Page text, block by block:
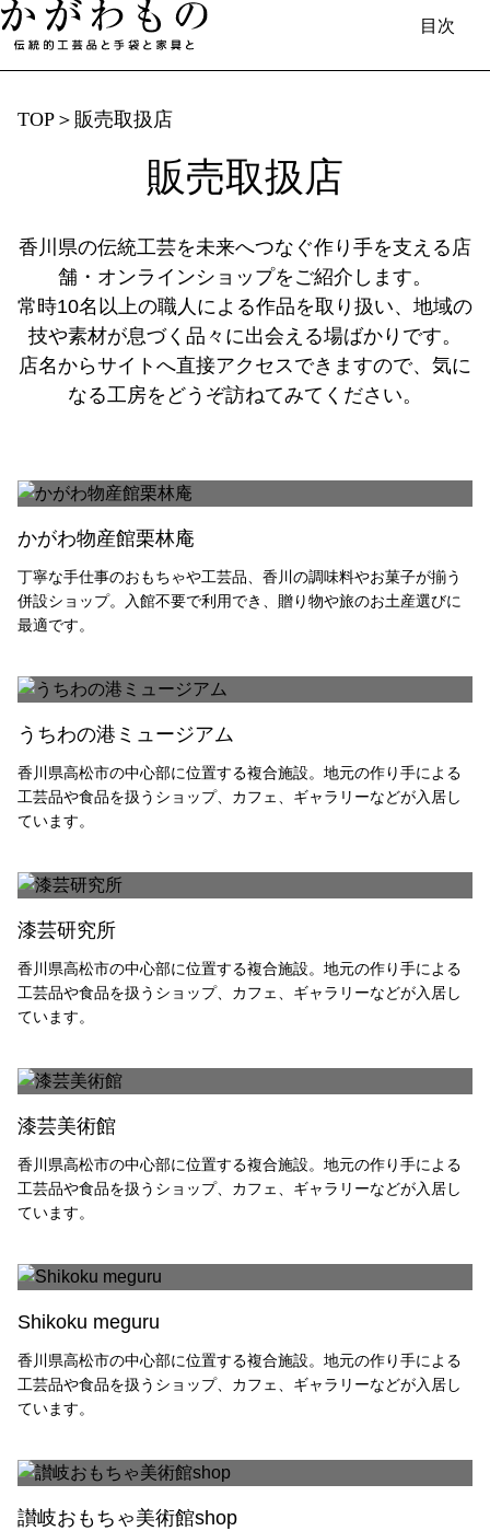
目次
English 中国（简体） 中國（繁體）
한국 Deutsch
香川で​生まれる​もの
伝統的工芸品と​手袋と​家具／伝統工芸士​
（製造事業者）の​紹介
香川漆器
丸亀うちわ
讃岐一刀彫
讃岐桶樽
組手障子
志度桐下駄
高松和傘
一閑張・一貫張
竹一刀彫
讃岐提灯
古式畳
鷲ノ山石工品
讃岐鍛冶製品
理平焼
保多織
讃岐のり染
金糸銀糸装飾刺繍
節句人形
手描き鯉のぼり
讃岐かがり手まり
高松張子
高松嫁入人形
手袋
特集記事
職人の話
工芸品がある暮らし
香川にある国の伝統的工芸品
イラストでみる製造工程
新着情報・イベント一覧
関連リンク
サイトマップ
プライバシーポリシー
TOP ＞ 販売取扱店
販売取扱店
香川県の伝統工芸を未来へつなぐ作り手を支える店
舗・オンラインショップをご紹介します。
常時10名以上の職人による作品を取り扱い、地域の
技や素材が息づく品々に出会える場ばかりです。
店名からサイトへ直接アクセスできますので、気に
なる工房をどうぞ訪ねてみてください。
かがわ物産館栗林庵
丁寧な手仕事のおもちゃや工芸品、香川の調味料やお菓子が揃う
併設ショップ。入館不要で利用でき、贈り物や旅のお土産選びに
最適です。
うちわの港ミュージアム
香川県高松市の中心部に位置する複合施設。地元の作り手による
工芸品や食品を扱うショップ、カフェ、ギャラリーなどが入居し
ています。
漆芸研究所
香川県高松市の中心部に位置する複合施設。地元の作り手による
工芸品や食品を扱うショップ、カフェ、ギャラリーなどが入居し
ています。
漆芸美術館
香川県高松市の中心部に位置する複合施設。地元の作り手による
工芸品や食品を扱うショップ、カフェ、ギャラリーなどが入居し
ています。
Shikoku meguru
香川県高松市の中心部に位置する複合施設。地元の作り手による
工芸品や食品を扱うショップ、カフェ、ギャラリーなどが入居し
ています。
讃岐おもちゃ美術館shop